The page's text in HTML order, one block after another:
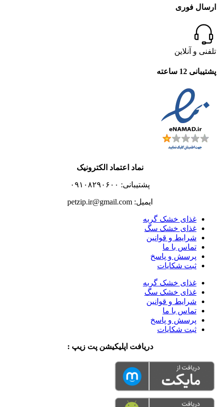
ارسال فوری
تلفنی و آنلاین
پشتیبانی 12 ساعته
نماد اعتماد الکترونیک
پشتیبانی: ۰۹۱۰۸۲۹۰۶۰۰
ایمیل: petzip.ir@gmail.com
غذای خشک گربه
غذای خشک سگ
شرایط و قوانین
تماس با ما
پرسش و پاسخ
ثبت شکایات
غذای خشک گربه
غذای خشک سگ
شرایط و قوانین
تماس با ما
پرسش و پاسخ
ثبت شکایات
دریافت اپلیکیشن پت زیپ :